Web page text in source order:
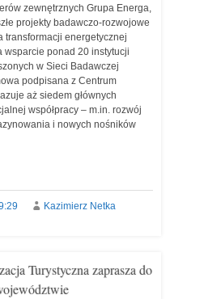
zewnętrznych Grupa Energa,
projekty badawczo-rozwojowe
transformacji energetycznej
wsparcie ponad 20 instytucji
w Sieci Badawczej
podpisana z Centrum
aż siedem głównych
współpracy – m.in. rozwój
i nowych nośników
Kazimierz Netka
Turystyczna zaprasza do